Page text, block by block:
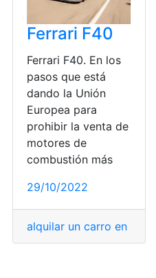
Ferrari F40
Ferrari F40. En los
pasos que está
dando la Unión
Europea para
prohibir la venta de
motores de
combustión más
29/10/2022
alquilar un carro en Perú